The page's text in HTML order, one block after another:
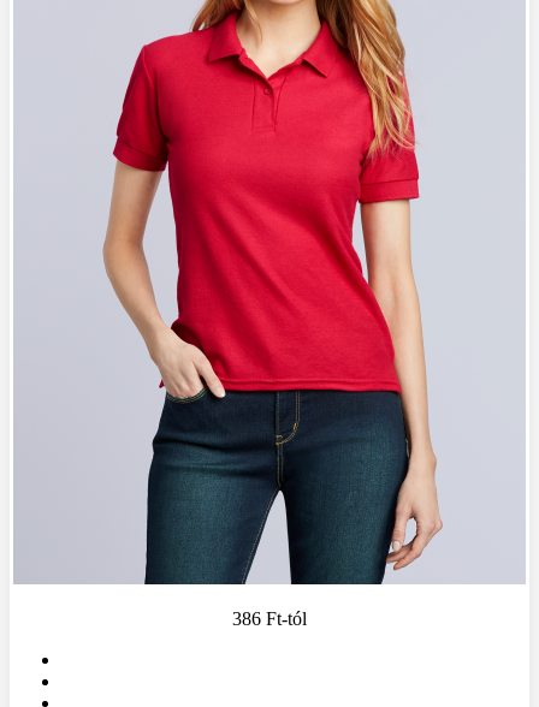
386 Ft-tól